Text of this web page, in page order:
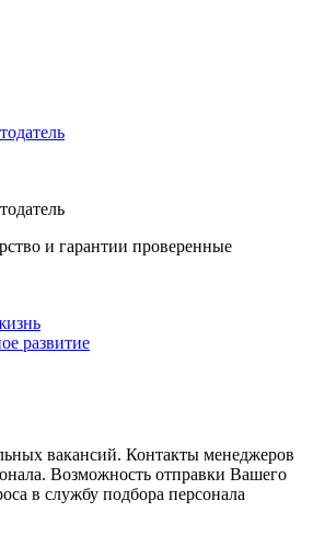
и гарантии проверенные
развитие
вакансий. Контакты менеджеров
Возможность отправки Вашего
в службу подбора персонала